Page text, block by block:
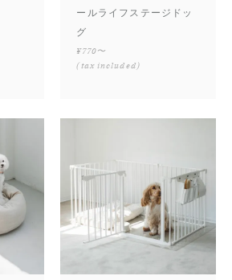
ールライフステージドッ
グ
¥770〜
(tax included)